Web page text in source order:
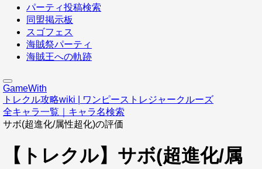
パーティ投稿検索
同盟掲示板
スゴフェス
海賊祭パーティ
海賊王への軌跡
GameWith
トレクル攻略wiki | ワンピーストレジャークルーズ
全キャラ一覧｜キャラ名検索
サボ(超進化/属性超化)の評価
【トレクル】サボ(超進化/属